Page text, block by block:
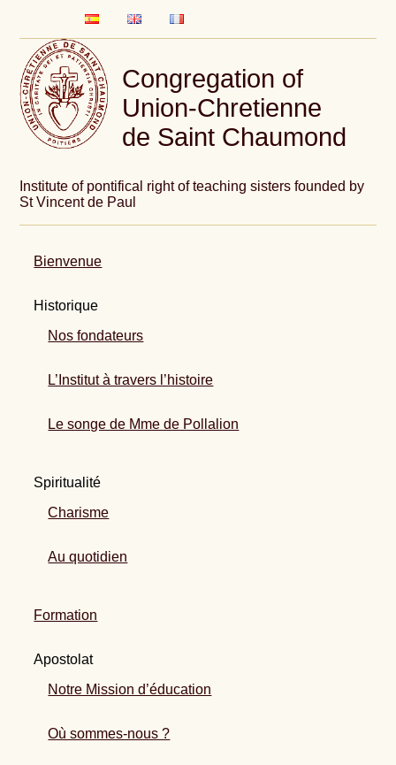
Congregation of
Union-Chretienne
de Saint Chaumond
Institute of pontifical right of teaching sisters founded by
St Vincent de Paul
Bienvenue
Historique
Nos fondateurs
L’Institut à travers l’histoire
Le songe de Mme de Pollalion
Spiritualité
Charisme
Au quotidien
Formation
Apostolat
Notre Mission d’éducation
Où sommes-nous ?